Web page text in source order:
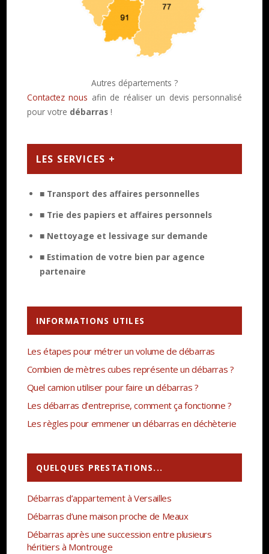
Autres départements ?
Contactez nous afin de réaliser un devis personnalisé
pour votre débarras!
LES SERVICES +
■ Transport des affaires personnelles
■ Trie des papiers et affaires personnels
■ Nettoyage et lessivage sur demande
■ Estimation de votre bien par agence
partenaire
INFORMATIONS UTILES
Les étapes pour métrer un volume de débarras
Combien de mètres cubes représente un débarras ?
Quel camion utiliser pour faire un débarras ?
Les débarras d’entreprise, comment ça fonctionne ?
Les règles pour emmener un débarras en déchèterie
QUELQUES PRESTATIONS...
Débarras d’appartement à Versailles
Débarras d’une maison proche de Meaux
Débarras après une succession entre plusieurs
héritiers à Montrouge